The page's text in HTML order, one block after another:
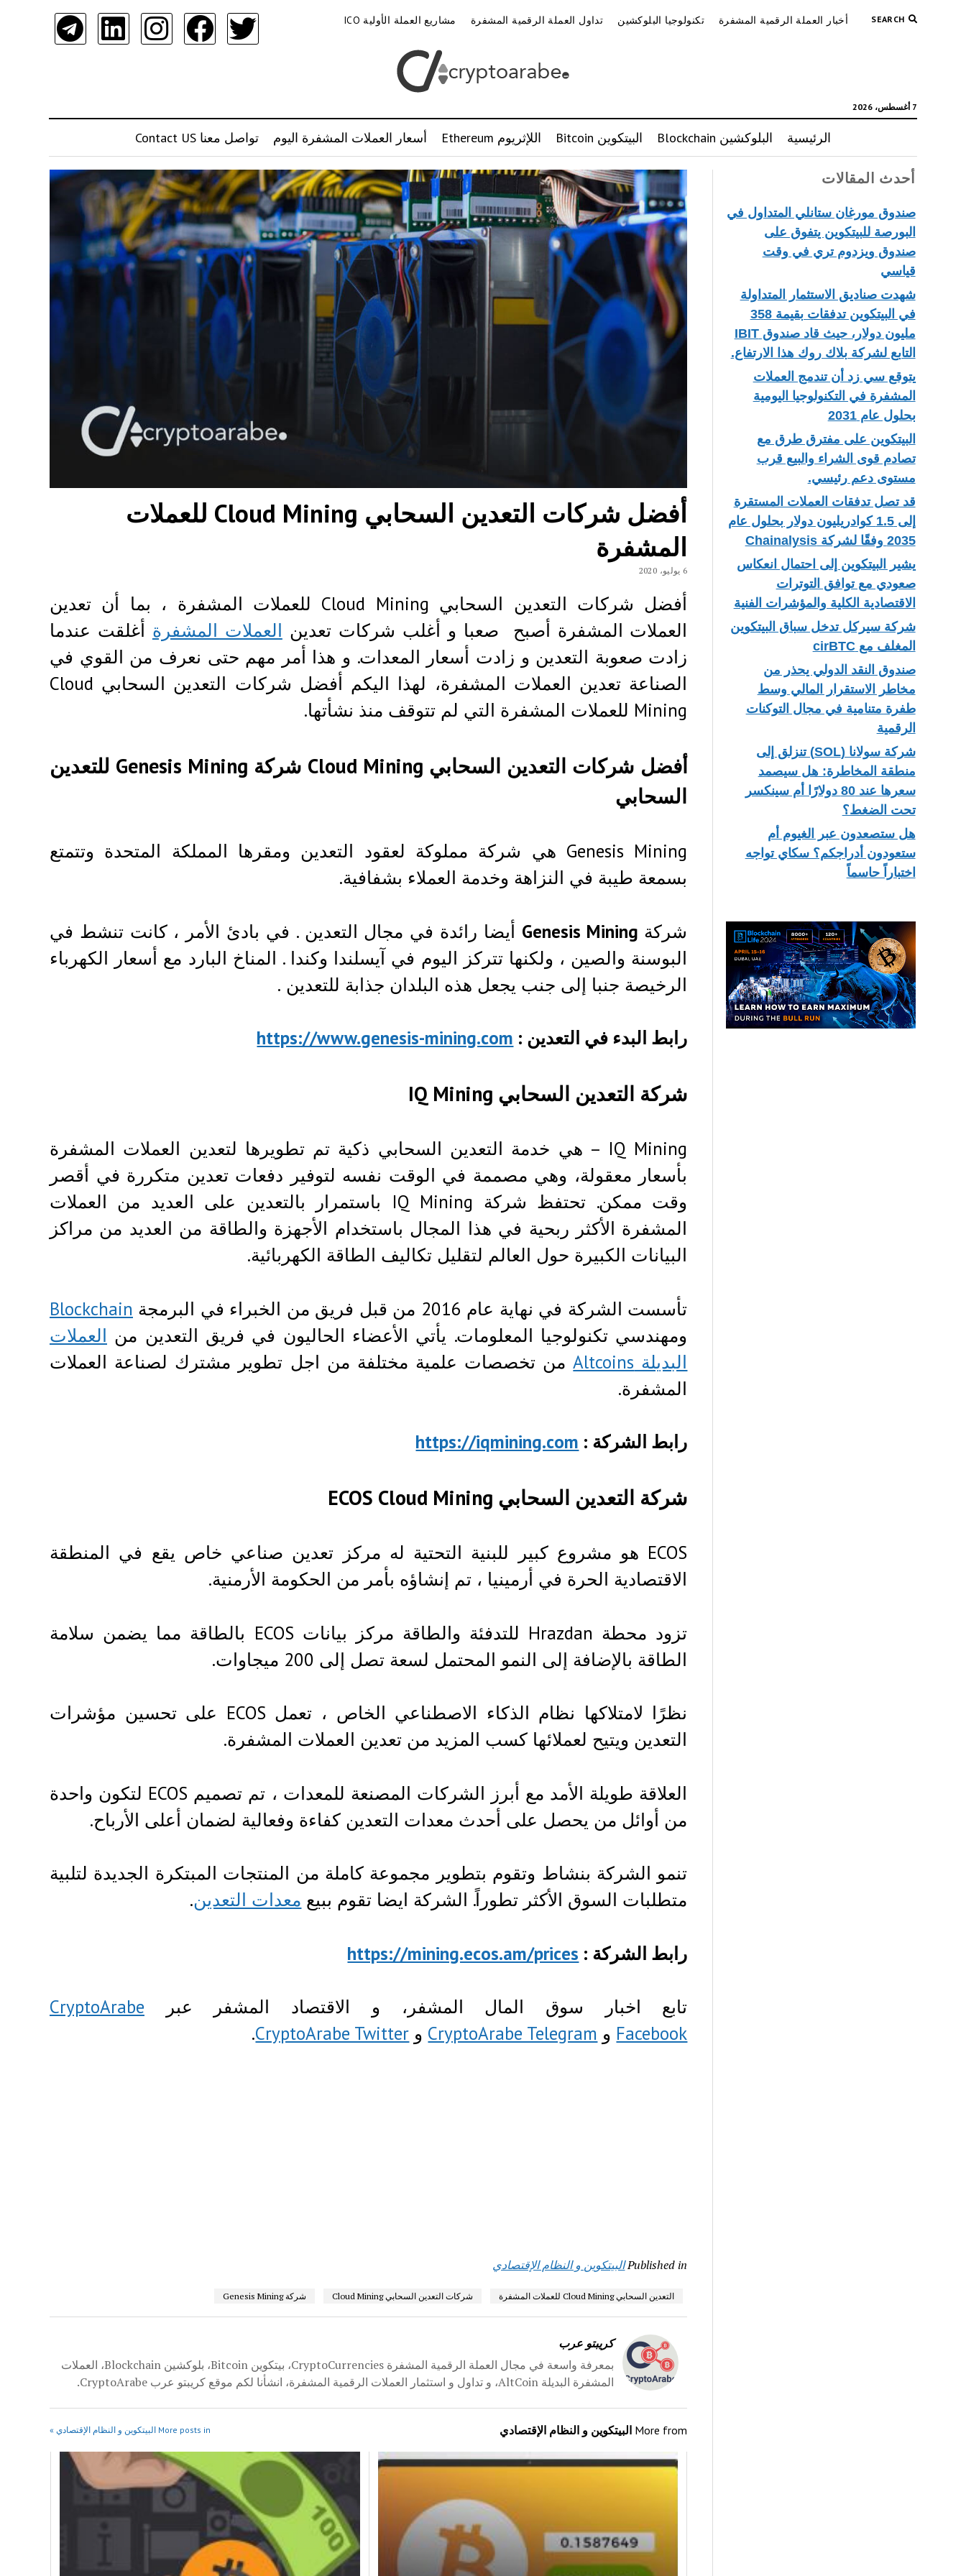
SEARCH أخبار العملة الرقمية المشفرة تكنولوجيا البلوكشين تداول العملة الرقمية المشفرة مشاريع العملة الأولية ICO
7 أغسطس، 2026
الرئيسية البلوكشين Blockchain البيتكوين Bitcoin اللإثريوم Ethereum أسعار العملات المشفرة اليوم تواصل معنا Contact US
أحدث المقالات
صندوق مورغان ستانلي المتداول في
البورصة للبيتكوين يتفوق على
صندوق ويزدوم تري في وقت
قياسي
شهدت صناديق الاستثمار المتداولة
في البيتكوين تدفقات بقيمة 358
مليون دولار، حيث قاد صندوق IBIT
التابع لشركة بلاك روك هذا الارتفاع.
يتوقع سي زد أن تندمج العملات
المشفرة في التكنولوجيا اليومية
بحلول عام 2031
البيتكوين على مفترق طرق مع
تصادم قوى الشراء والبيع قرب
مستوى دعم رئيسي.
قد تصل تدفقات العملات المستقرة
إلى 1.5 كوادريليون دولار بحلول عام
2035 وفقًا لشركة Chainalysis
يشير البيتكوين إلى احتمال انعكاس
صعودي مع توافق التوترات
الاقتصادية الكلية والمؤشرات الفنية
شركة سيركل تدخل سباق البيتكوين
المغلف مع cirBTC
صندوق النقد الدولي يحذر من
مخاطر الاستقرار المالي وسط
طفرة متنامية في مجال التوكنات
الرقمية
شركة سولانا (SOL) تنزلق إلى
منطقة المخاطرة: هل سيصمد
سعرها عند 80 دولارًا أم سينكسر
تحت الضغط؟
هل ستصعدون عبر الغيوم أم
ستعودون أدراجكم؟ سكاي تواجه
اختباراً حاسماً
أفضل شركات التعدين السحابي Cloud Mining للعملات
المشفرة
6 يوليو، 2020
أفضل شركات التعدين السحابي Cloud Mining للعملات المشفرة ، بما أن تعدين
العملات المشفرة أصبح صعبا و أغلب شركات تعدين العملات المشفرة أغلقت عندما
زادت صعوبة التعدين و زادت أسعار المعدات. و هذا أمر مهم حتى نعرف من القوي في
الصناعة تعدين العملات المشفرة، لهذا اليكم أفضل شركات التعدين السحابي Cloud
Mining للعملات المشفرة التي لم تتوقف منذ نشأتها.
أفضل شركات التعدين السحابي Cloud Mining شركة Genesis Mining للتعدين
السحابي
Genesis Mining هي شركة مملوكة لعقود التعدين ومقرها المملكة المتحدة وتتمتع
بسمعة طيبة في النزاهة وخدمة العملاء بشفافية.
شركة Genesis Mining أيضا رائدة في مجال التعدين . في بادئ الأمر ، كانت تنشط في
البوسنة والصين ، ولكنها تتركز اليوم في آيسلندا وكندا . المناخ البارد مع أسعار الكهرباء
الرخيصة جنبا إلى جنب يجعل هذه البلدان جذابة للتعدين .
رابط البدء في التعدين : https://www.genesis-mining.com
شركة التعدين السحابي IQ Mining
IQ Mining – هي خدمة التعدين السحابي ذكية تم تطويرها لتعدين العملات المشفرة
بأسعار معقولة، وهي مصممة في الوقت نفسه لتوفير دفعات تعدين متكررة في أقصر
وقت ممكن. تحتفظ شركة IQ Mining باستمرار بالتعدين على العديد من العملات
المشفرة الأكثر ربحية في هذا المجال باستخدام الأجهزة والطاقة من العديد من مراكز
البيانات الكبيرة حول العالم لتقليل تكاليف الطاقة الكهربائية.
تأسست الشركة في نهاية عام 2016 من قبل فريق من الخبراء في البرمجة
Blockchain
ومهندسي تكنولوجيا المعلومات. يأتي الأعضاء الحاليون في فريق التعدين من العملات
البديلة Altcoins
من تخصصات علمية مختلفة من اجل تطوير مشترك لصناعة العملات
المشفرة.
رابط الشركة : https://iqmining.com
شركة التعدين السحابي ECOS Cloud Mining
ECOS هو مشروع كبير للبنية التحتية له مركز تعدين صناعي خاص يقع في المنطقة
الاقتصادية الحرة في أرمينيا ، تم إنشاؤه بأمر من الحكومة الأرمنية.
تزود محطة Hrazdan للتدفئة والطاقة مركز بيانات ECOS بالطاقة مما يضمن سلامة
الطاقة بالإضافة إلى النمو المحتمل لسعة تصل إلى 200 ميجاوات.
نظرًا لامتلاكها نظام الذكاء الاصطناعي الخاص ، تعمل ECOS على تحسين مؤشرات
التعدين ويتيح لعملائها كسب المزيد من تعدين العملات المشفرة.
العلاقة طويلة الأمد مع أبرز الشركات المصنعة للمعدات ، تم تصميم ECOS لتكون واحدة
من أوائل من يحصل على أحدث معدات التعدين كفاءة وفعالية لضمان أعلى الأرباح.
تنمو الشركة بنشاط وتقوم بتطوير مجموعة كاملة من المنتجات المبتكرة الجديدة لتلبية
متطلبات السوق الأكثر تطوراً. الشركة ايضا تقوم ببيع معدات التعدين.
رابط الشركة : https://mining.ecos.am/prices
تابع اخبار سوق المال المشفر، و الاقتصاد المشفر عبر CryptoArabe
Facebook و CryptoArabe Telegram و CryptoArabe Twitter
.
Published inالبيتكوين و النظام الإقتصادي
التعدين السحابي Cloud Mining للعملات المشفرة شركات التعدين السحابي Cloud Mining شركة Genesis Mining
كريبتو عرب
بمعرفة واسعة في مجال العملة الرقمية المشفرة CryptoCurrencies، بيتكوين Bitcoin، بلوكشين Blockchain، العملات
المشفرة البديلة AltCoin، و تداول و استثمار العملات الرقمية المشفرة، انشأنا لكم موقع كريبتو عرب CryptoArabe.
More from البيتكوين و النظام الإقتصادي More posts in البيتكوين و النظام الإقتصادي »